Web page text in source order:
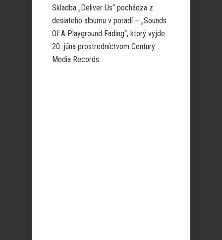
Skladba „Deliver Us“ pochádza z
desiateho albumu v poradí – „Sounds
Of A Playground Fading“, ktorý vyjde
20. júna prostredníctvom Century
Media Records.